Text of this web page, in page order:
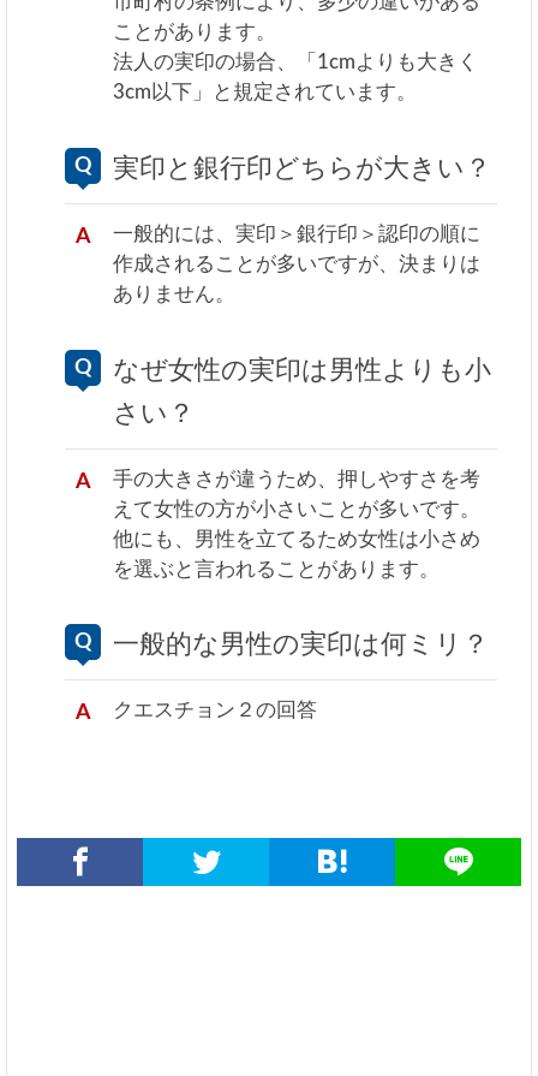
ことがあります。
法人の実印の場合、「1cmよりも大きく
3cm以下」と規定されています。
実印と銀行印どちらが大きい？
一般的には、実印＞銀行印＞認印の順に
作成されることが多いですが、決まりは
ありません。
なぜ女性の実印は男性よりも小
さい？
手の大きさが違うため、押しやすさを考
えて女性の方が小さいことが多いです。
他にも、男性を立てるため女性は小さめ
を選ぶと言われることがあります。
一般的な男性の実印は何ミリ？
クエスチョン２の回答